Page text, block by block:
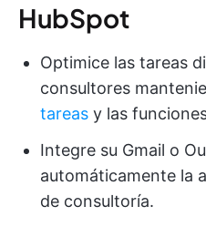
HubSpot
Optimice las tareas
consultores
tareas y las
Integre su Gmail o
automáticamente la
de consultoría.